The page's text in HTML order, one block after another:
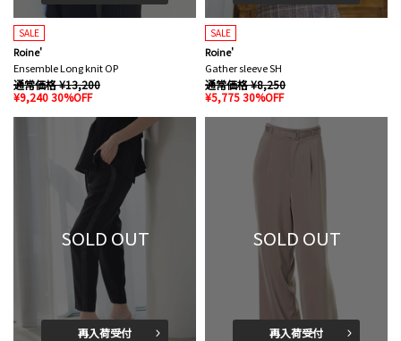
SALE
Roine'
Ensemble Long knit OP
通常価格 ¥13,200
¥9,240 30%OFF
SALE
Roine'
Gather sleeve SH
通常価格 ¥8,250
¥5,775 30%OFF
SOLD OUT
再入荷受付
SOLD OUT
再入荷受付